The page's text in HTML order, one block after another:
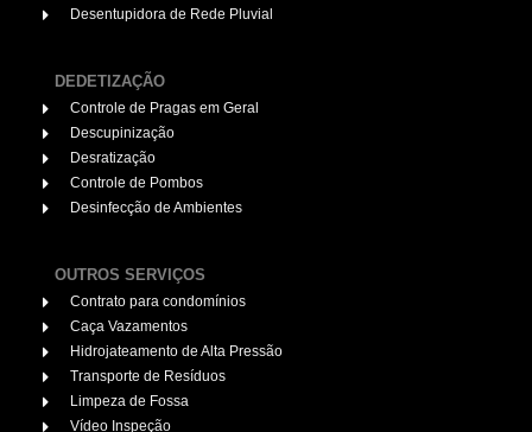
Desentupidora de Rede Pluvial
DEDETIZAÇÃO
Controle de Pragas em Geral
Descupinização
Desratização
Controle de Pombos
Desinfecção de Ambientes
OUTROS SERVIÇOS
Contrato para condomínios
Caça Vazamentos
Hidrojateamento de Alta Pressão
Transporte de Resíduos
Limpeza de Fossa
Vídeo Inspeção